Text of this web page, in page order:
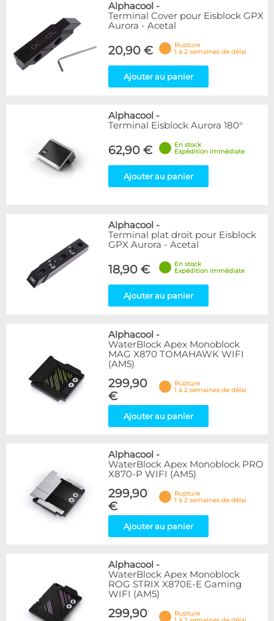
Alphacool -
Terminal Cover pour Eisblock GPX
Aurora - Acetal
20,90 €
Rupture
1 à 2 semaines de délai
Ajouter au panier
Alphacool -
Terminal Eisblock Aurora 180°
62,90 €
En stock
Expédition immédiate
Ajouter au panier
Alphacool -
Terminal plat droit pour Eisblock
GPX Aurora - Acetal
18,90 €
En stock
Expédition immédiate
Ajouter au panier
Alphacool -
WaterBlock Apex Monoblock
MAG X870 TOMAHAWK WIFI
(AM5)
299,90
€
Rupture
1 à 2 semaines de délai
Ajouter au panier
Alphacool -
WaterBlock Apex Monoblock PRO
X870-P WIFI (AM5)
299,90
€
Rupture
1 à 2 semaines de délai
Ajouter au panier
Alphacool -
WaterBlock Apex Monoblock
ROG STRIX X870E-E Gaming
WIFI (AM5)
299,90
Rupture